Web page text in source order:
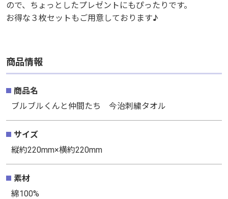
ので、ちょっとしたプレゼントにもぴったりです。
お得な３枚セットもご用意しております♪
商品情報
商品名
ブルブルくんと仲間たち 今治刺繍タオル
サイズ
縦約220mm×横約220mm
素材
綿100%
ので、ちょっとしたプレゼントにもぴったりです。
お得な３枚セットもご用意しております♪
商品情報
商品名
ブルブルくんと仲間たち 今治刺繍タオル
サイズ
縦約220mm×横約220mm
素材
綿100%